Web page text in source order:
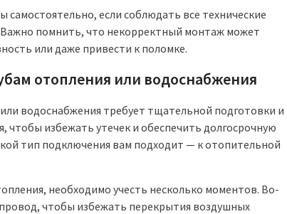
если соблюдать все технические
помнить, что некорректный монтаж может
или даже привести к поломке.
отопления или водоснабжения
водоснабжения требует тщательной подготовки и
избежать утечек и обеспечить долгосрочную
тип подключения вам подходит — к отопительной
необходимо учесть несколько моментов. Во-
чтобы избежать перекрытия воздушных